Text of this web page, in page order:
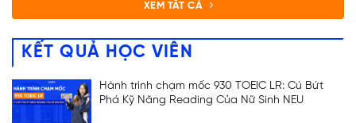
XEM TẤT CẢ
KẾT QUẢ HỌC VIÊN
Hành trình chạm mốc 930 TOEIC LR: Cú Bứt
Phá Kỹ Năng Reading Của Nữ Sinh NEU